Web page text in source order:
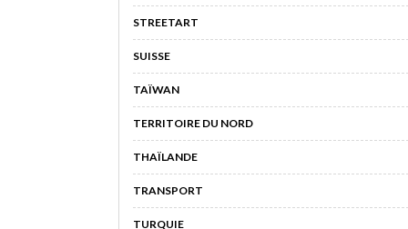
STREETART
SUISSE
TAÏWAN
TERRITOIRE DU NORD
THAÏLANDE
TRANSPORT
TURQUIE